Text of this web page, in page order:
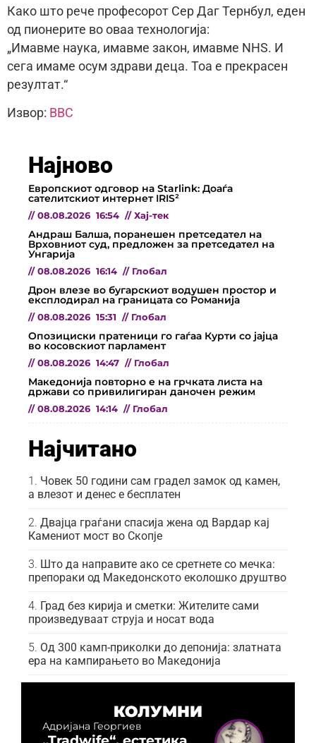
Како што рече професорот Сер Даг Тернбул, еден
од пионерите во оваа технологија:
„Имавме наука, имавме закон, имавме NHS. И
сега имаме осум здрави деца. Тоа е прекрасен
резултат.“
Извор: BBC
Најново
Европскиот одговор на Starlink: Доаѓа
сателитскиот интернет IRIS²
// 08.08.2026 16:54 // Хај-тек
Андраш Балша, поранешен претседател на
Врховниот суд, предложен за претседател на
Унгарија
// 08.08.2026 16:14 // Глобал
Дрон влезе во бугарскиот водушен простор и
експлодирал на границата со Романија
// 08.08.2026 15:31 // Глобал
Опозициски пратеници го гаѓаа Курти со јајца
во косовскиот парламент
// 08.08.2026 14:47 // Глобал
Македонија повторно е на грчката листа на
држави со привилигиран даночен режим
// 08.08.2026 14:14 // Глобал
Најчитано
Човек 50 години сам градел замок од камен,
а влезот и денес е бесплатен
Двајца граѓани спасија жена од Вардар кај
Камениот мост во Скопје
Што да направите ако се сретнете со мечка:
препораки од Македонското еколошко друштво
Град без кирија и сметки: Жителите сами
произведуваат струја и носат вода
Од 300 камп-приколки до депонија: златната
ера на кампирањето во Македонија
КОЛУМНИ
Адријана Георгиев